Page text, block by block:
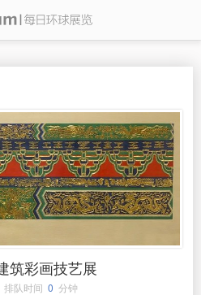
筑彩画技艺展
排队时间 0 分钟